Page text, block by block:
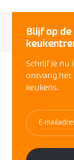
Blijf op
Schrijf je nu
ontvang het
keukens.